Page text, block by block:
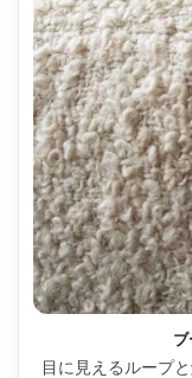
目に見えるループ